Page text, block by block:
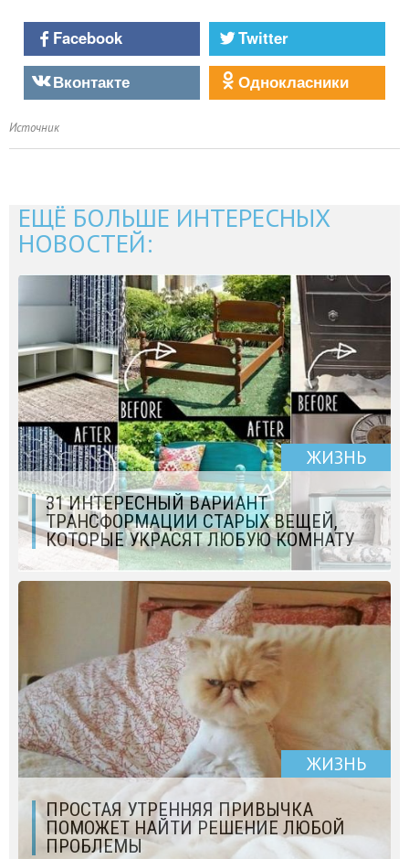
Facebook
Twitter
Вконтакте
Однокласники
Источник
ЕЩЁ БОЛЬШЕ ИНТЕРЕСНЫХ
НОВОСТЕЙ:
ЖИЗНЬ
31 ИНТЕРЕСНЫЙ ВАРИАНТ
ТРАНСФОРМАЦИИ СТАРЫХ ВЕЩЕЙ,
КОТОРЫЕ УКРАСЯТ ЛЮБУЮ КОМНАТУ
ЖИЗНЬ
ПРОСТАЯ УТРЕННЯЯ ПРИВЫЧКА
ПОМОЖЕТ НАЙТИ РЕШЕНИЕ ЛЮБОЙ
ПРОБЛЕМЫ